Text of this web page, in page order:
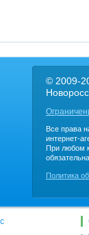
© 2009-
Все права
интернет-
При любом
обязательна.
Политика